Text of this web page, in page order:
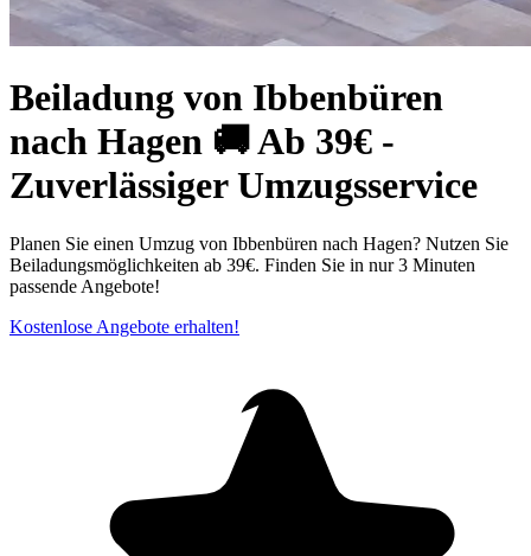
Beiladung von Ibbenbüren
nach Hagen 🚚 Ab 39€ -
Zuverlässiger Umzugsservice
Planen Sie einen Umzug von Ibbenbüren nach Hagen? Nutzen Sie
Beiladungsmöglichkeiten ab 39€. Finden Sie in nur 3 Minuten
passende Angebote!
Kostenlose Angebote erhalten!